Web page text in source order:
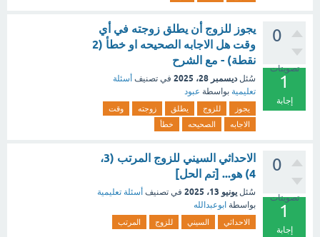
0
تصويتات
1
إجابة
يجوز للزوج أن يطلق زوجته في أي
وقت هل الاجابه الصحيحه او خطأ (2
نقطة) - مع الشرح
سُئل ديسمبر 28، 2025 في تصنيف أسئلة
تعليمية بواسطة عبود
يجوز للزوج يطلق زوجته
وقت
الاجابه
الصحيحه خطأ
0
تصويتات
1
إجابة
الاحداثي السيني للزوج المرتب (3،
4) هو... [تم الحل]
سُئل يونيو 13، 2025 في تصنيف أسئلة تعليمية
بواسطة ابوعبدالله
الاحداثي السيني للزوج المرتب